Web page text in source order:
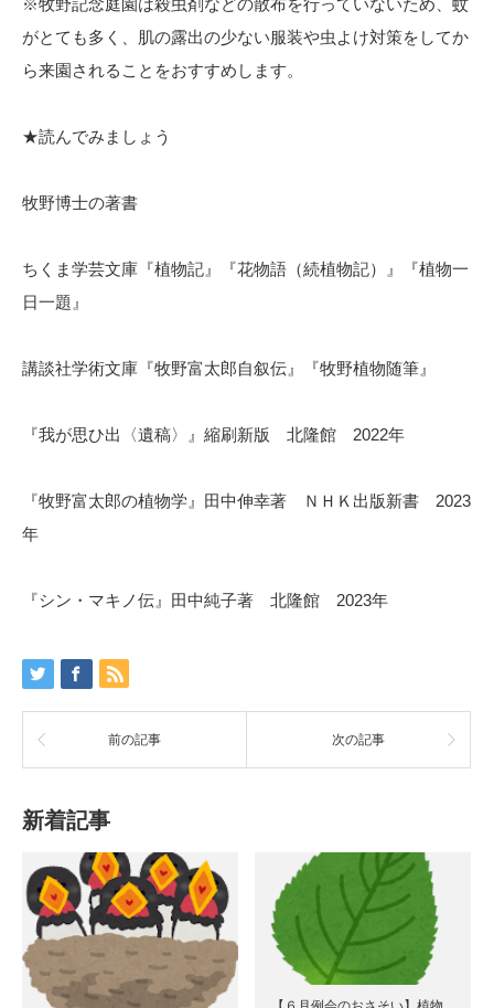
※牧野記念庭園は殺虫剤などの散布を行っていないため、蚊
がとても多く、肌の露出の少ない服装や虫よけ対策をしてか
ら来園されることをおすすめします。
★読んでみましょう
牧野博士の著書
ちくま学芸文庫『植物記』『花物語（続植物記）』『植物一
日一題』
講談社学術文庫『牧野富太郎自叙伝』『牧野植物随筆』
『我が思ひ出〈遺稿〉』縮刷新版 北隆館 2022年
『牧野富太郎の植物学』田中伸幸著 ＮＨＫ出版新書 2023
年
『シン・マキノ伝』田中純子著 北隆館 2023年
前の記事 次の記事
新着記事